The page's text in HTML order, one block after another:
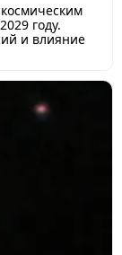
году.
и влияние